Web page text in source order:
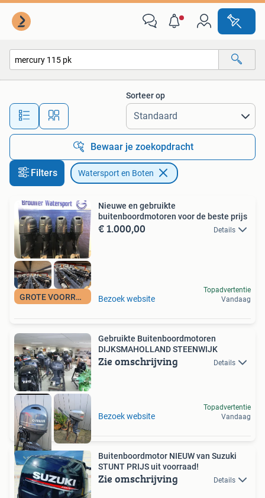
Alle afstanden…
Sorteer op
Bewaar je zoekopdracht
Filters Watersport en Boten
GROTE VOORRAAD
Nieuwe en gebruikte
buitenboordmotoren voor de beste prijs
€ 1.000,00 Details
Bezoek website
Topadvertentie
Vandaag
Gebruikte Buitenboordmotoren
DIJKSMAHOLLAND STEENWIJK
Zie omschrijving Details
Bezoek website
Topadvertentie
Vandaag
Buitenboordmotor NIEUW van Suzuki
STUNT PRIJS uit voorraad!
Zie omschrijving Details